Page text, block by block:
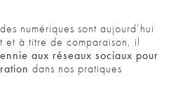
numériques sont aujourd’hui
et à titre de comparaison, il
aux réseaux sociaux pour
dans nos pratiques